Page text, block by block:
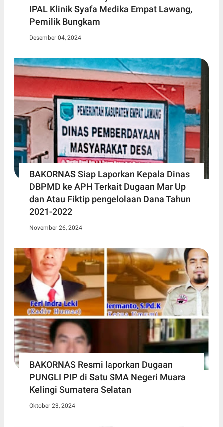
IPAL Klinik Syafa Medika Empat Lawang,
Pemilik Bungkam
Desember 04, 2024
BAKORNAS Siap Laporkan Kepala Dinas
DBPMD ke APH Terkait Dugaan Mar Up
dan Atau Fiktip pengelolaan Dana Tahun
2021-2022
November 26, 2024
BAKORNAS Resmi laporkan Dugaan
PUNGLI PIP di Satu SMA Negeri Muara
Kelingi Sumatera Selatan
Oktober 23, 2024